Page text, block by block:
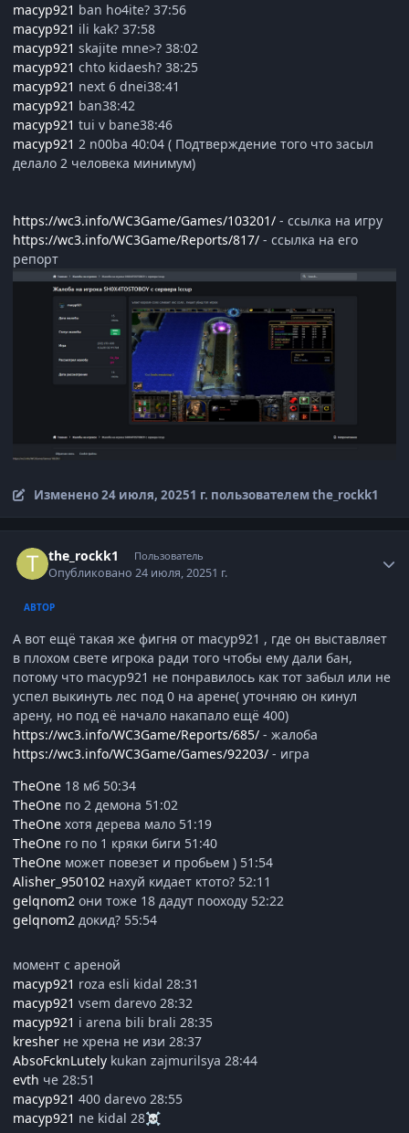
macyp921 ban ho4ite? 37:56
macyp921 ili kak? 37:58
macyp921 skajite mne>? 38:02
macyp921 chto kidaesh? 38:25
macyp921 next 6 dnei38:41
macyp921 ban38:42
macyp921 tui v bane38:46
macyp921 2 n00ba 40:04 ( Подтверждение того что засыл
делало 2 человека минимум)
https://wc3.info/WC3Game/Games/103201/ - ссылка на игру
https://wc3.info/WC3Game/Reports/817/ - ссылка на его
репорт
Изменено24 июля, 20251 г. пользователем the_rockk1
the_rockk1 Пользователь
Опубликовано24 июля, 20251 г.
АВТОР
А вот ещё такая же фигня от macyp921 , где он выставляет
в плохом свете игрока ради того чтобы ему дали бан,
потому что macyp921 не понравилось как тот забыл или не
успел выкинуть лес под 0 на арене( уточняю он кинул
арену, но под её начало накапало ещё 400)
https://wc3.info/WC3Game/Reports/685/ - жалоба
https://wc3.info/WC3Game/Games/92203/ - игра
TheOne 18 мб 50:34
TheOne по 2 демона 51:02
TheOne хотя дерева мало 51:19
TheOne го по 1 кряки биги 51:40
TheOne может повезет и пробьем ) 51:54
Alisher_950102 нахуй кидает ктото? 52:11
gelqnom2 они тоже 18 дадут пооходу 52:22
gelqnom2 докид? 55:54
момент с ареной
macyp921 roza esli kidal 28:31
macyp921 vsem darevo 28:32
macyp921 i arena bili brali 28:35
kresher не хрена не изи 28:37
AbsoFcknLutely kukan zajmurilsya 28:44
evth че 28:51
macyp921 400 darevo 28:55
macyp921 ne kidal 28☠️